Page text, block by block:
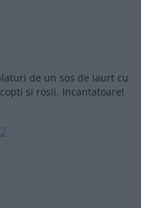
de un sos de iaurt cu
si rosii. Incantatoare!